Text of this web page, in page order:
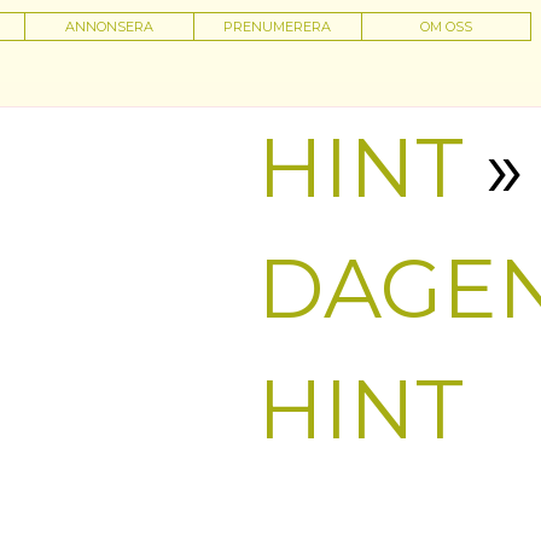
ANNONSERA PRENUMERERA OM OSS
HINT »
HINT